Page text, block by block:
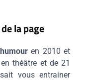
la page
en 2010 et
théâtre et de 21
vous entrainer